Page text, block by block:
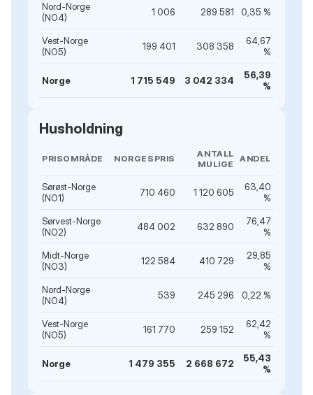
Nord-Norge
(NO4)
1 006 289 581 0,35 %
Vest-Norge
(NO5)
199 401 308 358
64,67
%
Norge 1 715 549 3 042 334
56,39
%
Husholdning
PRISOMRÅDE NORGESPRIS
ANTALL
MULIGE
ANDEL
Sørøst-Norge
(NO1)
710 460 1 120 605
63,40
%
Sørvest-Norge
(NO2)
484 002 632 890
76,47
%
Midt-Norge
(NO3)
122 584 410 729
29,85
%
Nord-Norge
(NO4)
539 245 296 0,22 %
Vest-Norge
(NO5)
161 770 259 152
62,42
%
Norge 1 479 355 2 668 672
55,43
%